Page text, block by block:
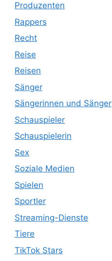
Produzenten
Rappers
Recht
Reise
Reisen
Sänger
Sängerinnen und Sänger
Schauspieler
Schauspielerin
Sex
Soziale Medien
Spielen
Sportler
Streaming-Dienste
Tiere
TikTok Stars